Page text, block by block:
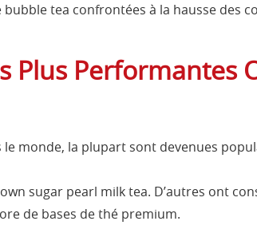
tea confrontées à la hausse des
Plus Performantes
monde, la plupart sont devenues
sugar pearl milk tea. D’autres ont
de bases de thé premium.